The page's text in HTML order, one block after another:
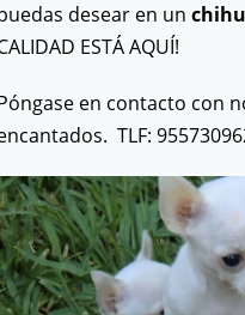
desear en un
ESTÁ AQUÍ!
en contacto con
TLF: